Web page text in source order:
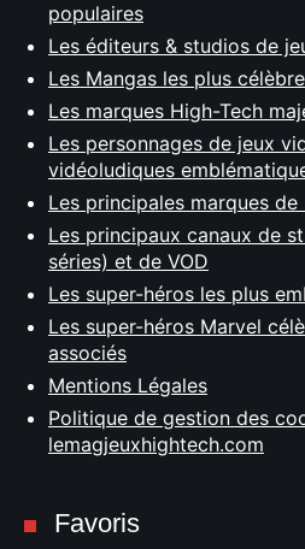
populaires
Les éditeurs & studios de
Les Mangas les plus
Les marques High-Tech
Les personnages de jeux
vidéoludiques
Les principales marques
Les principaux canaux de
séries) et de VOD
Les super-héros les plus
Les super-héros Marvel
associés
Mentions Légales
Politique de gestion des
lemagjeuxhightech.com
Favoris